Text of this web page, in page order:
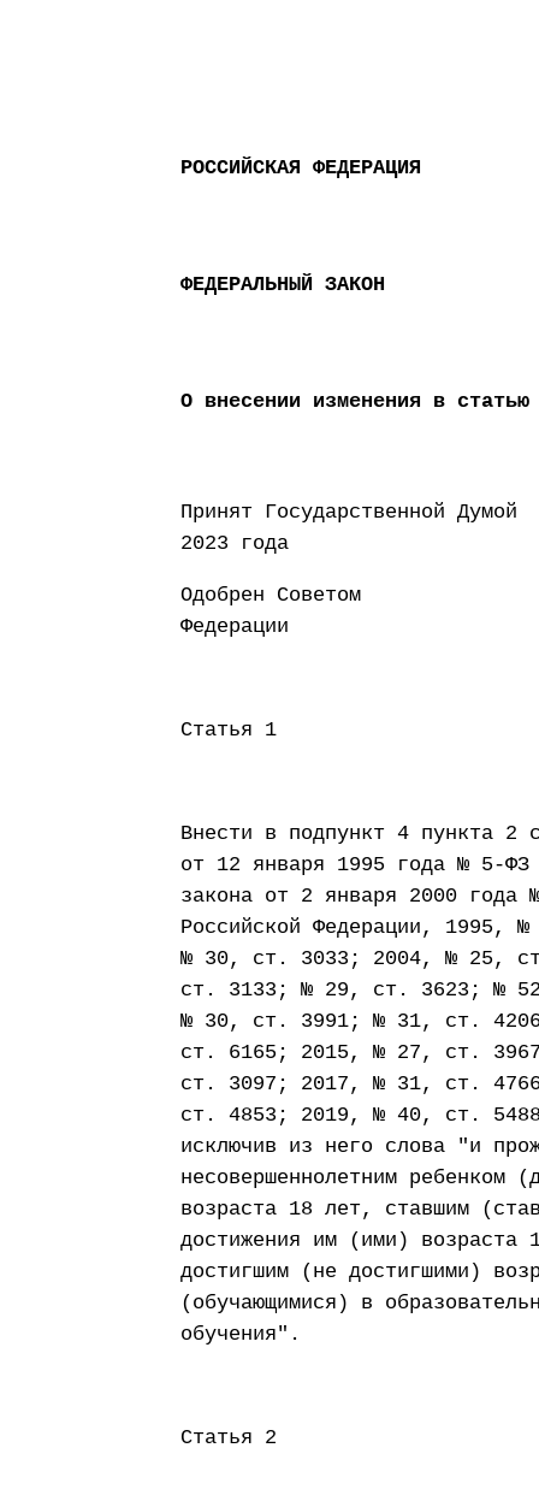
РОССИЙСКАЯ ФЕДЕРАЦИЯ
ФЕДЕРАЛЬНЫЙ ЗАКОН
О внесении изменения в
Принят
2023 года
Одобрен Советом
Федерации 15
Статья 1
Внести в подпункт 4 пункта 2
от 12 января 1995 года № 5-ФЗ
закона от 2 января 2000 года
Российской Федерации,
№ 30, ст. 3033; 2004, № 25,
ст. 3133; № 29, ст. 3623; №
№ 30, ст. 3991; № 31, ст.
ст. 6165; 2015, № 27, ст.
ст. 3097; 2017, № 31, ст.
ст. 4853; 2019, № 40, ст.
исключив из него слова "и
несовершеннолетним
возраста 18 лет, ставшим
достижения им (ими)
достигшим (не достигшими)
(обучающимися) в
обучения".
Статья 2